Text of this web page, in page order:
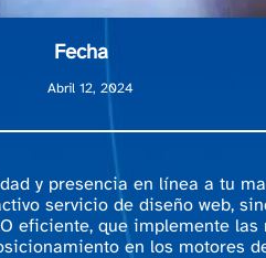
Fecha
Abril 12, 2024
y presencia en línea a tu
servicio de diseño web,
eficiente, que implemente
en los motores